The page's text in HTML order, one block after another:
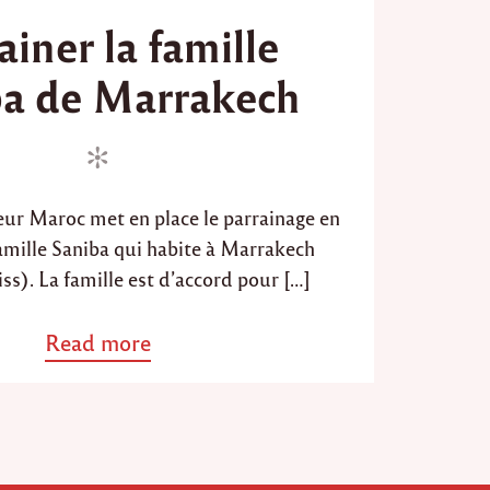
s
t
e
d
la famille
de Marrakech
Maroc met en place le parrainage en
Saniba qui habite à Marrakech
La famille est d’accord pour […]
Read morea
b